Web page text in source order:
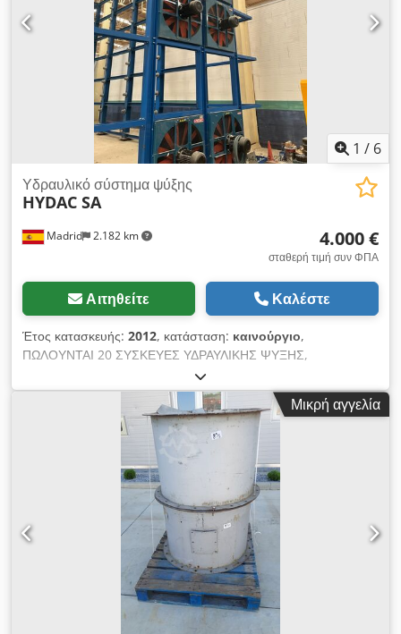
1 / 6
Madrid 2.182 km
Υδραυλικό σύστημα ψύξης
HYDAC SA
4.000 €
σταθερή τιμή συν ΦΠΑ
Αιτηθείτε Καλέστε
Έτος κατασκευής: 2012, κατάσταση: καινούργιο,
ΠΩΛΟΥΝΤΑΙ 20 ΣΥΣΚΕΥΕΣ ΥΔΡΑΥΛΙΚΗΣ ΨΥΞΗΣ,
ΚΑΙΝΟΥΡΓΙΕΣ, ΣΕ ΑΡΙΣΤΗ ΚΑΤΑΣΤΑΣΗ. Cedpfszqvaxex
Amrerf ΤΙΜΗ ΑΝΑ ΣΥΣΚΕΥΗ: 4.000
Μικρή αγγελία